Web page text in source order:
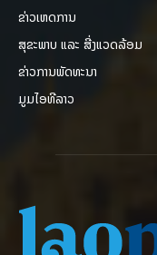
ຂ່າວເຫດການ
ສຸຂະພາບ ແລະ ສີ່ງແວດລ້ອມ
ຂ່າວການພັດທະນາ
ມູມໄອທີລາວ